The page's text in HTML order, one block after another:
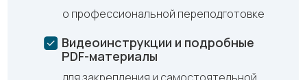
Видеоинструкции и подробные
PDF-материалы
о профессиональной переподготовке